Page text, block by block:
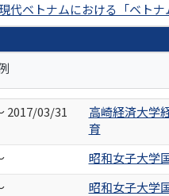
代ベトナムにおける「ベト
2017/03/31
高崎経済大学
育
昭和女子大学
昭和女子大学